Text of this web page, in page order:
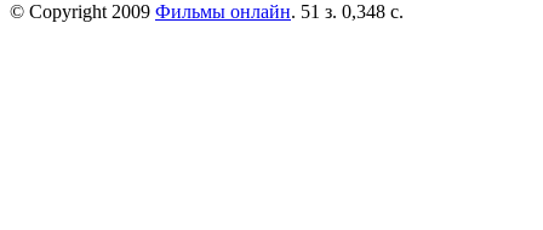
© Copyright 2009 Фильмы онлайн. 51 з. 0,348 с.